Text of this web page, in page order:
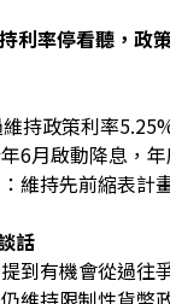
利率停看聽，政
持政策利率
6月啟動降息，
維持先前縮表
話
到有機會從過